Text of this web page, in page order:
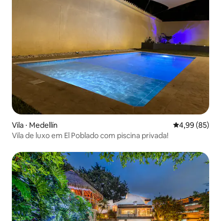
Vila ⋅ Medellín 4,99 de uma
4,99 (85)
Vila de luxo em El Poblado com piscina privada!